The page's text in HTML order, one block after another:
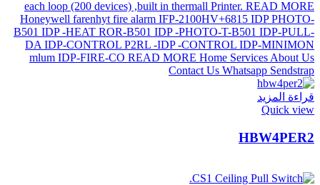
قراءة المزيد
Quick view
HBW4PER2